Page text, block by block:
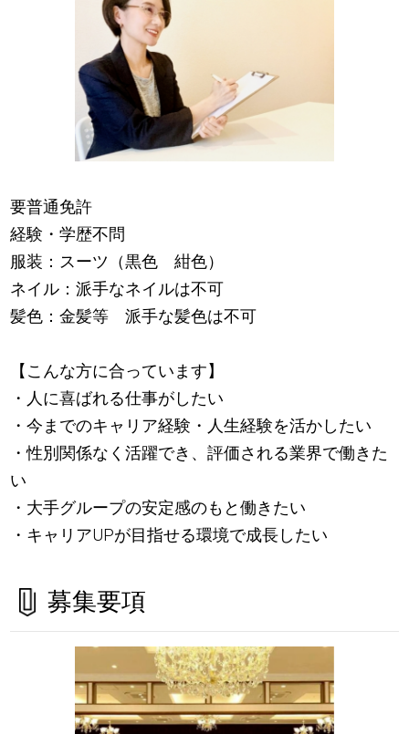
要普通免許
経験・学歴不問
服装：スーツ（黒色 紺色）
ネイル：派手なネイルは不可
髪色：金髪等 派手な髪色は不可
【こんな方に合っています】
・人に喜ばれる仕事がしたい
・今までのキャリア経験・人生経験を活かしたい
・性別関係なく活躍でき、評価される業界で働きた
い
・大手グループの安定感のもと働きたい
・キャリアUPが目指せる環境で成長したい
募集要項